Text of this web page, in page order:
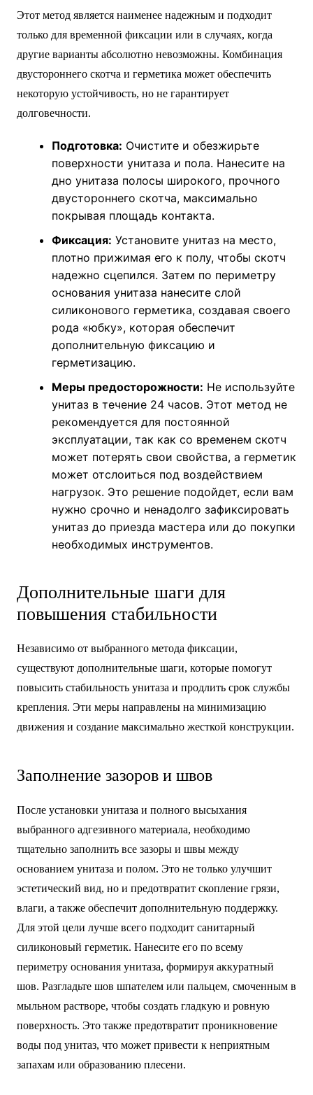
Этот метод является наименее надежным и подходит
только для временной фиксации или в случаях, когда
другие варианты абсолютно невозможны. Комбинация
двустороннего скотча и герметика может обеспечить
некоторую устойчивость, но не гарантирует
долговечности.
Подготовка: Очистите и обезжирьте
поверхности унитаза и пола. Нанесите на
дно унитаза полосы широкого, прочного
двустороннего скотча, максимально
покрывая площадь контакта.
Фиксация: Установите унитаз на место,
плотно прижимая его к полу, чтобы скотч
надежно сцепился. Затем по периметру
основания унитаза нанесите слой
силиконового герметика, создавая своего
рода «юбку», которая обеспечит
дополнительную фиксацию и
герметизацию.
Меры предосторожности: Не используйте
унитаз в течение 24 часов. Этот метод не
рекомендуется для постоянной
эксплуатации, так как со временем скотч
может потерять свои свойства, а герметик
может отслоиться под воздействием
нагрузок. Это решение подойдет, если вам
нужно срочно и ненадолго зафиксировать
унитаз до приезда мастера или до покупки
необходимых инструментов.
Дополнительные шаги для
повышения стабильности
Независимо от выбранного метода фиксации,
существуют дополнительные шаги, которые помогут
повысить стабильность унитаза и продлить срок службы
крепления. Эти меры направлены на минимизацию
движения и создание максимально жесткой конструкции.
Заполнение зазоров и швов
После установки унитаза и полного высыхания
выбранного адгезивного материала, необходимо
тщательно заполнить все зазоры и швы между
основанием унитаза и полом. Это не только улучшит
эстетический вид, но и предотвратит скопление грязи,
влаги, а также обеспечит дополнительную поддержку.
Для этой цели лучше всего подходит санитарный
силиконовый герметик. Нанесите его по всему
периметру основания унитаза, формируя аккуратный
шов. Разгладьте шов шпателем или пальцем, смоченным в
мыльном растворе, чтобы создать гладкую и ровную
поверхность. Это также предотвратит проникновение
воды под унитаз, что может привести к неприятным
запахам или образованию плесени.